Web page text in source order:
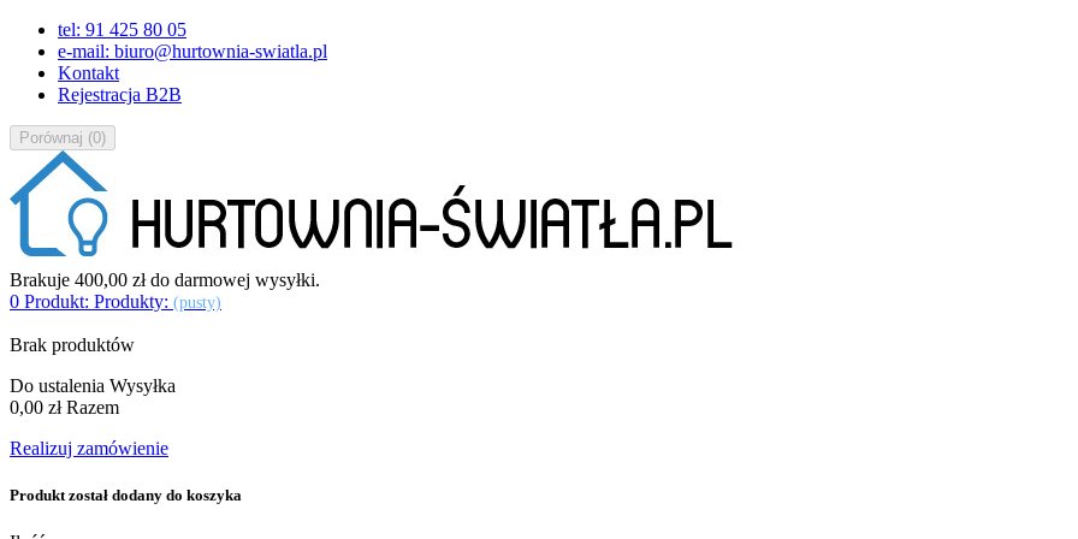
tel: 91 425 80 05
e-mail: biuro@hurtownia-swiatla.pl
Kontakt
Rejestracja B2B
Porównaj (0)
Brakuje 400,00 złdo darmowej wysyłki.
0 Produkt: Produkty: (pusty)
Brak produktów
Do ustalenia Wysyłka
0,00 zł Razem
Realizuj zamówienie
Produkt został dodany do koszyka